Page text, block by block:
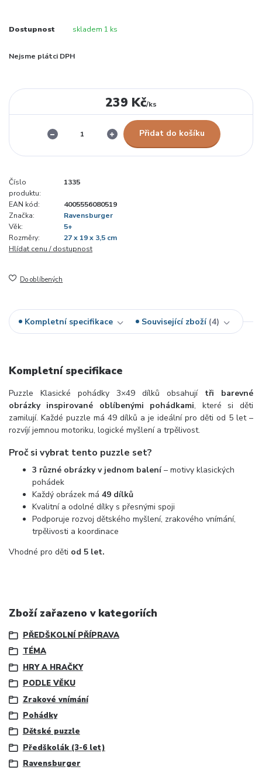
Dostupnost skladem 1 ks
Nejsme plátci DPH
239 Kč/ks
Přidat do košíku
Číslo
produktu:
1335
EAN kód:
4005556080519
Značka:
Ravensburger
Věk:
5+
Rozměry:
27 x 19 x 3,5 cm
Hlídat cenu / dostupnost
Do oblíbených
Kompletní specifikace Související zboží 4
Kompletní specifikace
Puzzle Klasické pohádky 3×49 dílků obsahují tři barevné
obrázky inspirované oblíbenými pohádkami, které si děti
zamilují. Každé puzzle má 49 dílků a je ideální pro děti od 5 let –
rozvíjí jemnou motoriku, logické myšlení a trpělivost.
Proč si vybrat tento puzzle set?
3 různé obrázky v jednom balení– motivy klasických
pohádek
Každý obrázek má 49 dílků
Kvalitní a odolné dílky s přesnými spoji
Podporuje rozvoj dětského myšlení, zrakového vnímání,
trpělivosti a koordinace
Vhodné pro děti od 5 let.
Zboží zařazeno v kategoriích
PŘEDŠKOLNÍ PŘÍPRAVA
TÉMA
HRY A HRAČKY
PODLE VĚKU
Zrakové vnímání
Pohádky
Dětské puzzle
Předškolák (3-6 let)
Ravensburger